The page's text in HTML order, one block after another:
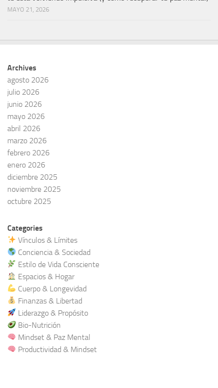
MAYO 21, 2026
Archives
agosto 2026
julio 2026
junio 2026
mayo 2026
abril 2026
marzo 2026
febrero 2026
enero 2026
diciembre 2025
noviembre 2025
octubre 2025
Categories
Vínculos & Límites
Conciencia & Sociedad
Estilo de Vida Consciente
Espacios & Hogar
Cuerpo & Longevidad
Finanzas & Libertad
Liderazgo & Propósito
Bio-Nutrición
Mindset & Paz Mental
Productividad & Mindset